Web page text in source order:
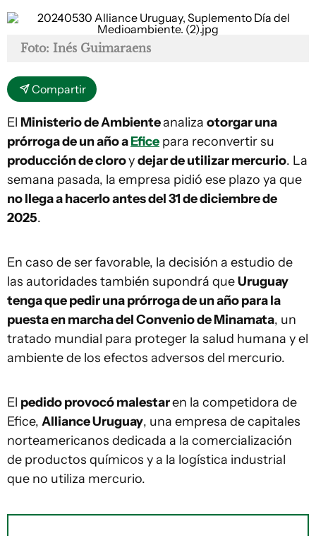
Foto: Inés Guimaraens
Compartir
El Ministerio de Ambienteanaliza otorgar una
prórroga de un año aEfice para reconvertir su
producción de cloroydejar de utilizar mercurio. La
semana pasada, la empresa pidió ese plazo ya que
no llega a hacerlo antes del 31 de diciembre de
2025.
En caso de ser favorable, la decisión a estudio de
las autoridades también supondrá queUruguay
tenga que pedir una prórroga de un año para la
puesta en marcha del Convenio de Minamata, un
tratado mundial para proteger la salud humana y el
ambiente de los efectos adversos del mercurio.
El pedido provocó malestaren la competidora de
Efice, Alliance Uruguay, una empresa de capitales
norteamericanos dedicada a la comercialización
de productos químicos y a la logística industrial
que no utiliza mercurio.